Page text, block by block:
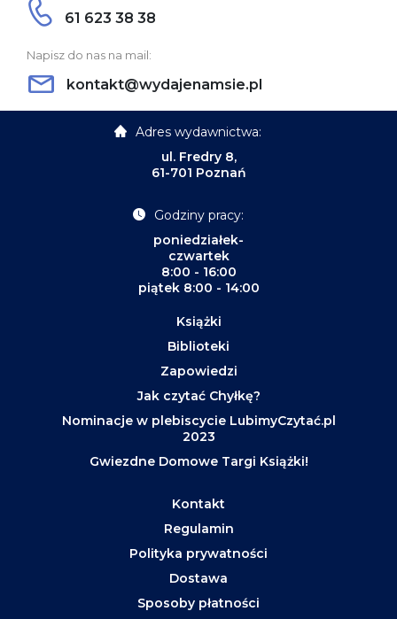
61 623 38 38
Napisz do nas na mail:
kontakt@wydajenamsie.pl
Adres wydawnictwa:
ul. Fredry 8,
61-701 Poznań
Godziny pracy:
poniedziałek-
czwartek
8:00 - 16:00
piątek 8:00 - 14:00
Książki
Biblioteki
Zapowiedzi
Jak czytać Chyłkę?
Nominacje w plebiscycie LubimyCzytać.pl
2023
Gwiezdne Domowe Targi Książki!
Kontakt
Regulamin
Polityka prywatności
Dostawa
Sposoby płatności